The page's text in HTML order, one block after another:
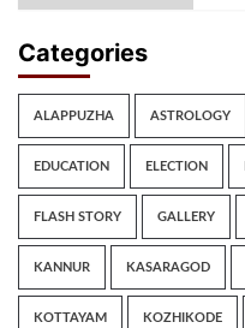
Categories
ALAPPUZHA ASTROLOGY
EDUCATION ELECTION
FLASH STORY GALLERY
KANNUR KASARAGOD
KOTTAYAM KOZHIKODE